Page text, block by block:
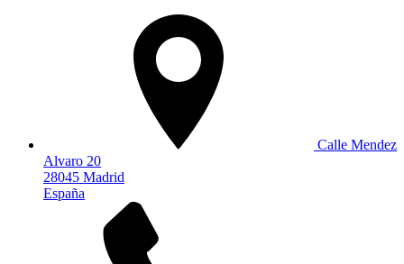
Calle Mendez
Alvaro 20
28045 Madrid
España